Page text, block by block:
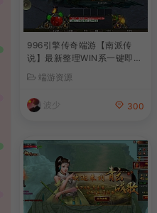
996引擎传奇端游【南派传
说】最新整理WIN系一键即玩
单机端+PC客户端+详细搭建
教程
端游资源
波少 300